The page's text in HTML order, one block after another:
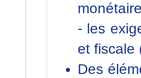
- les
et fiscale
Des